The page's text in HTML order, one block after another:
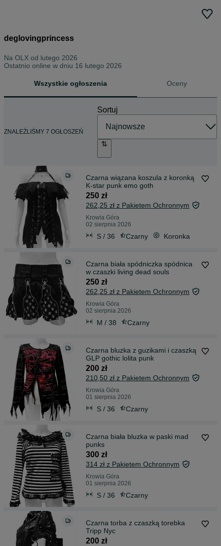
deglovingprincess
Na OLX od lutego 2026
Ostatnio online w dniu 16 lutego 2026
Wszystkie ogłoszenia Oceny
ZNALEŹLIŚMY 7 OGŁOSZEŃ
Sortuj
Czarna wiązana koszula z koronką
K-star punk emo goth
250 zł
262,25 zł z Pakietem Ochronnym
Krowia Góra
02 sierpnia 2026
S / 36 Czarny Koronka
Czarna biała spódniczka spódnica
w czaszki living dead souls
250 zł
262,25 zł z Pakietem Ochronnym
Krowia Góra
02 sierpnia 2026
M / 38 Czarny
Czarna bluzka z guzikami i czaszką
GLP gothic lolita punk
200 zł
210,50 zł z Pakietem Ochronnym
Krowia Góra
01 sierpnia 2026
S / 36 Czarny
Czarna biała bluzka w paski mad
punks
300 zł
314 zł z Pakietem Ochronnym
Krowia Góra
01 sierpnia 2026
S / 36 Czarny
Czarna torba z czaszką torebka
Tripp Nyc
200 zł